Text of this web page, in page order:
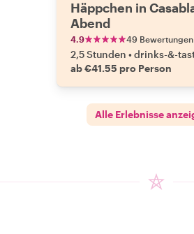
Häppchen in
Abend
4.9 49 Bewertungen
2,5 Stunden •drinks-&-
ab €41.55 pro Person
Alle Erlebnisse